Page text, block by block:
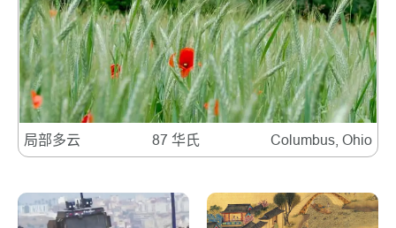
局部多云 87 华氏 Columbus, Ohio